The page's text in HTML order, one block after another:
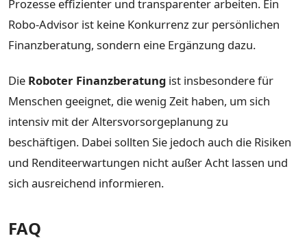
Prozesse effizienter und transparenter arbeiten. Ein
Robo-Advisor ist keine Konkurrenz zur persönlichen
Finanzberatung, sondern eine Ergänzung dazu.
Die Roboter Finanzberatung ist insbesondere für
Menschen geeignet, die wenig Zeit haben, um sich
intensiv mit der Altersvorsorgeplanung zu
beschäftigen. Dabei sollten Sie jedoch auch die Risiken
und Renditeerwartungen nicht außer Acht lassen und
sich ausreichend informieren.
FAQ